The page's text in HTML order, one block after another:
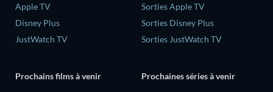
Apple TV
Disney Plus
JustWatch TV
Sorties Apple TV
Sorties Disney Plus
Sorties JustWatch TV
Prochains films à venir
Prochaines séries à venir